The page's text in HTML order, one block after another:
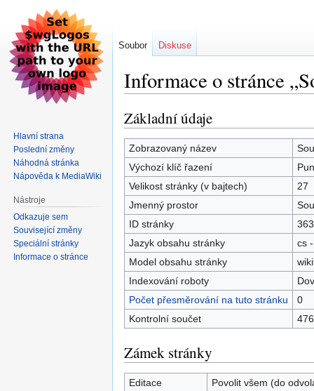
Informace o stránce
Skočit
na
navigaci
Skočit
na
vyhledávání
Základní údaje
Zobrazovaný název
Výchozí klíč řazení
Velikost stránky (v bajtech)
27
Jmenný prostor
ID stránky
Jazyk obsahu stránky
cs
Model obsahu stránky
Indexování roboty
Počet přesměrování na tuto stránku
0
Kontrolní součet
Zámek stránky
Editace
Povolit všem (do
Soubor Diskuse
Hlavní strana
Poslední změny
Náhodná stránka
Nápověda k MediaWiki
Nástroje
Odkazuje sem
Související změny
Speciální stránky
Informace o stránce